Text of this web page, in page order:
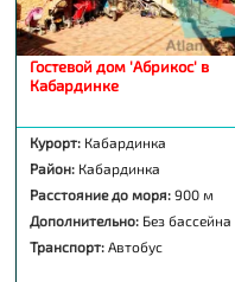
Гостевой дом 'Абрикос' в
Кабардинке
Курорт: Кабардинка
Район: Кабардинка
Расстояние до моря: 900 м
Дополнительно: Без бассейна
Транспорт: Автобус